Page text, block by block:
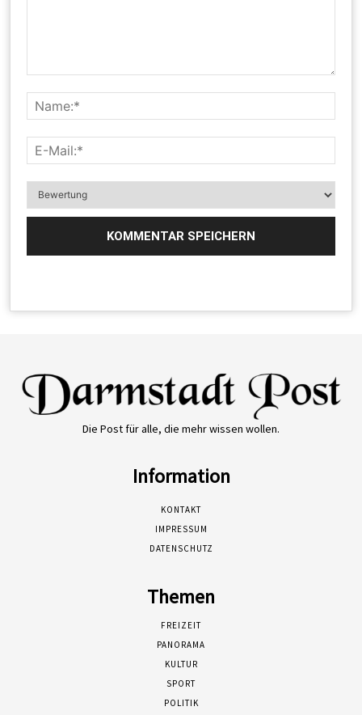
Die Post für alle, die mehr wissen wollen.
Information
KONTAKT
IMPRESSUM
DATENSCHUTZ
Themen
FREIZEIT
PANORAMA
KULTUR
SPORT
POLITIK